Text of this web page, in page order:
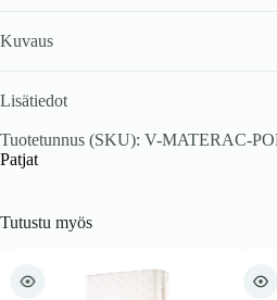
Kuvaus
Lisätiedot
Tuotetunnus (SKU): V-MATERAC-
Patjat
Tutustu myös